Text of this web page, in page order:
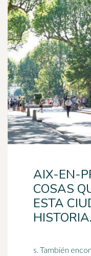
AIX-EN-
COSAS
ESTA
HISTORIA.
s. También